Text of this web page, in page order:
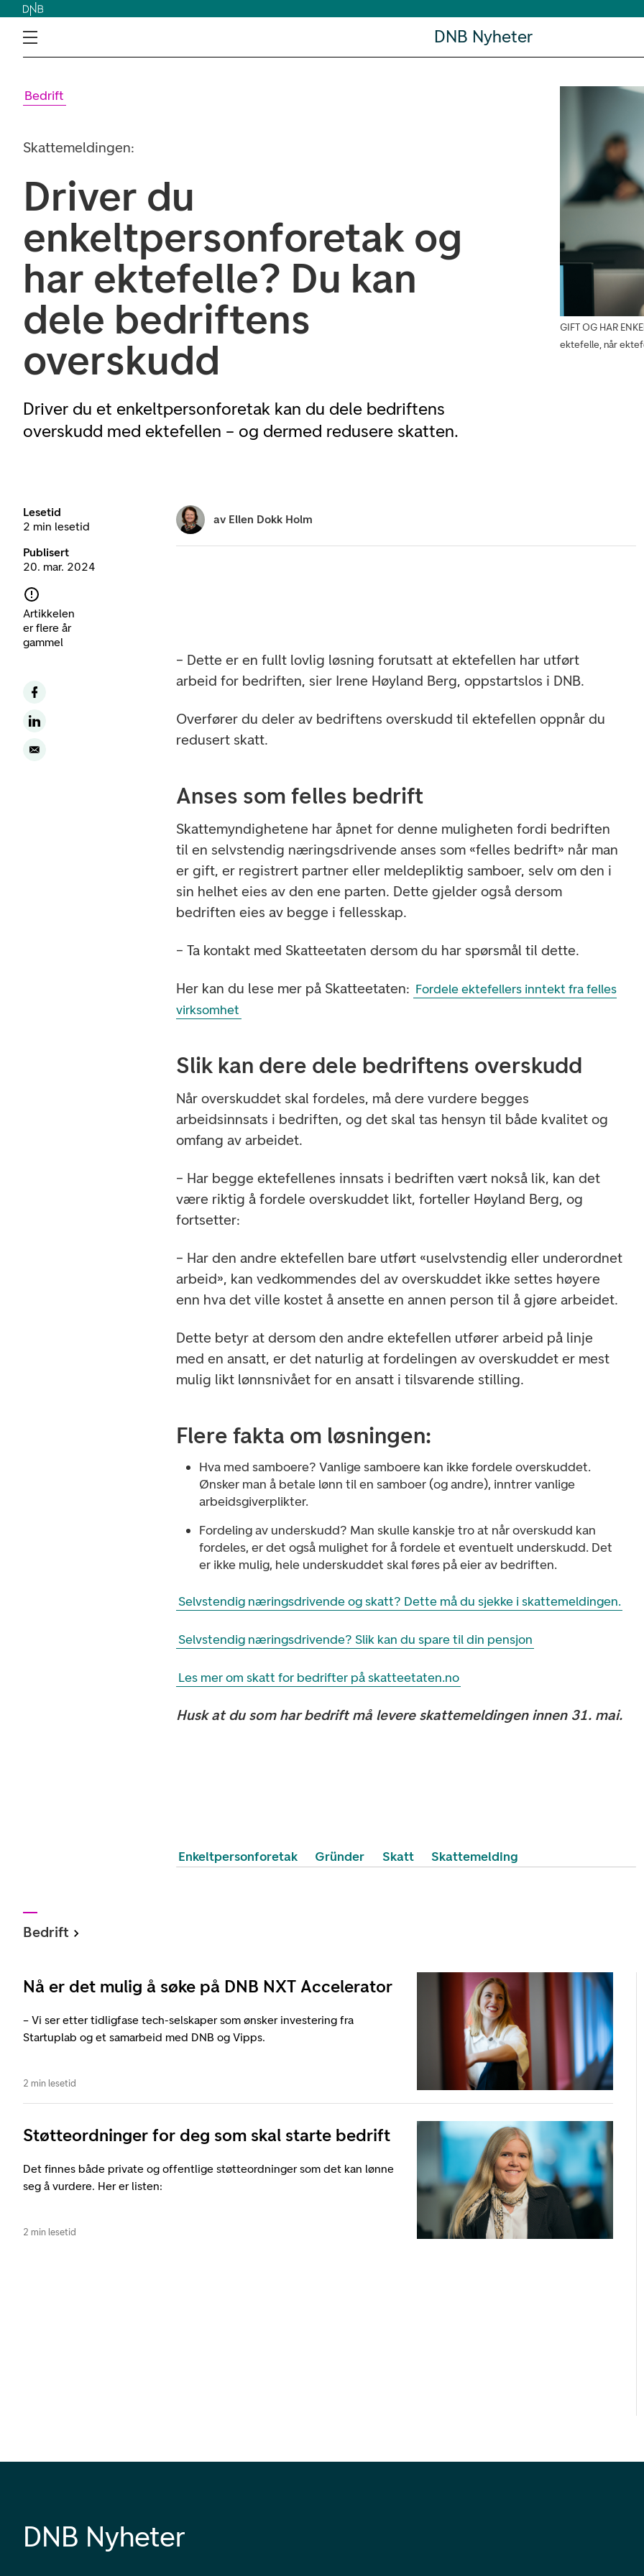
DNB Nyheter
Bedrift
Skattemeldingen:
Driver du
enkeltpersonforetak og
har ektefelle? Du kan
dele bedriftens
overskudd
Driver du et enkeltpersonforetak kan du dele bedriftens
overskudd med ektefellen – og dermed redusere skatten.
GIFT OG HAR
ektefelle, når
Lesetid
2 min lesetid
Publisert
20. mar. 2024
Artikkelen
er flere år
gammel
av Ellen Dokk Holm
– Dette er en fullt lovlig løsning forutsatt at ektefellen har utført
arbeid for bedriften, sier Irene Høyland Berg, oppstartslos i DNB.
Overfører du deler av bedriftens overskudd til ektefellen oppnår du
redusert skatt.
Anses som felles bedrift
Skattemyndighetene har åpnet for denne muligheten fordi bedriften
til en selvstendig næringsdrivende anses som «felles bedrift» når man
er gift, er registrert partner eller meldepliktig samboer, selv om den i
sin helhet eies av den ene parten. Dette gjelder også dersom
bedriften eies av begge i fellesskap.
– Ta kontakt med Skatteetaten dersom du har spørsmål til dette.
Her kan du lese mer på Skatteetaten: Fordele ektefellers inntekt fra felles
virksomhet
Slik kan dere dele bedriftens overskudd
Når overskuddet skal fordeles, må dere vurdere begges
arbeidsinnsats i bedriften, og det skal tas hensyn til både kvalitet og
omfang av arbeidet.
– Har begge ektefellenes innsats i bedriften vært nokså lik, kan det
være riktig å fordele overskuddet likt, forteller Høyland Berg, og
fortsetter:
– Har den andre ektefellen bare utført «uselvstendig eller underordnet
arbeid», kan vedkommendes del av overskuddet ikke settes høyere
enn hva det ville kostet å ansette en annen person til å gjøre arbeidet.
Dette betyr at dersom den andre ektefellen utfører arbeid på linje
med en ansatt, er det naturlig at fordelingen av overskuddet er mest
mulig likt lønnsnivået for en ansatt i tilsvarende stilling.
Flere fakta om løsningen:
Hva med samboere? Vanlige samboere kan ikke fordele overskuddet.
Ønsker man å betale lønn til en samboer (og andre), inntrer vanlige
arbeidsgiverplikter.
Fordeling av underskudd? Man skulle kanskje tro at når overskudd kan
fordeles, er det også mulighet for å fordele et eventuelt underskudd. Det
er ikke mulig, hele underskuddet skal føres på eier av bedriften.
Selvstendig næringsdrivende og skatt? Dette må du sjekke i skattemeldingen.
Selvstendig næringsdrivende? Slik kan du spare til din pensjon
Les mer om skatt for bedrifter på skatteetaten.no
Husk at du som har bedrift må levere skattemeldingen innen 31. mai.
Enkeltpersonforetak Gründer Skatt Skattemelding
Bedrift
Nå er det mulig å søke på DNB NXT Accelerator
– Vi ser etter tidligfase tech-selskaper som ønsker investering fra
Startuplab og et samarbeid med DNB og Vipps.
2 min lesetid
Støtteordninger for deg som skal starte bedrift
Det finnes både private og offentlige støtteordninger som det kan lønne
seg å vurdere. Her er listen:
2 min lesetid
DNB Nyheter